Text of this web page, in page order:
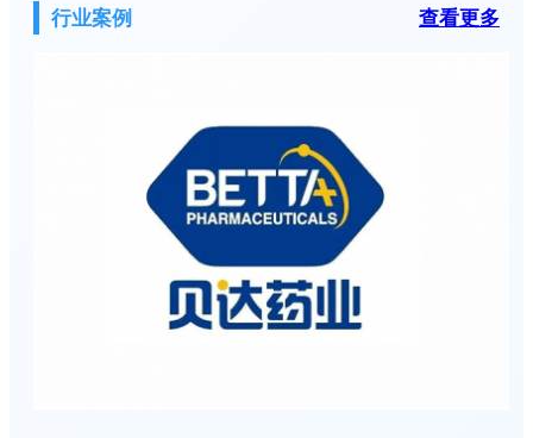
行业案例 查看更多